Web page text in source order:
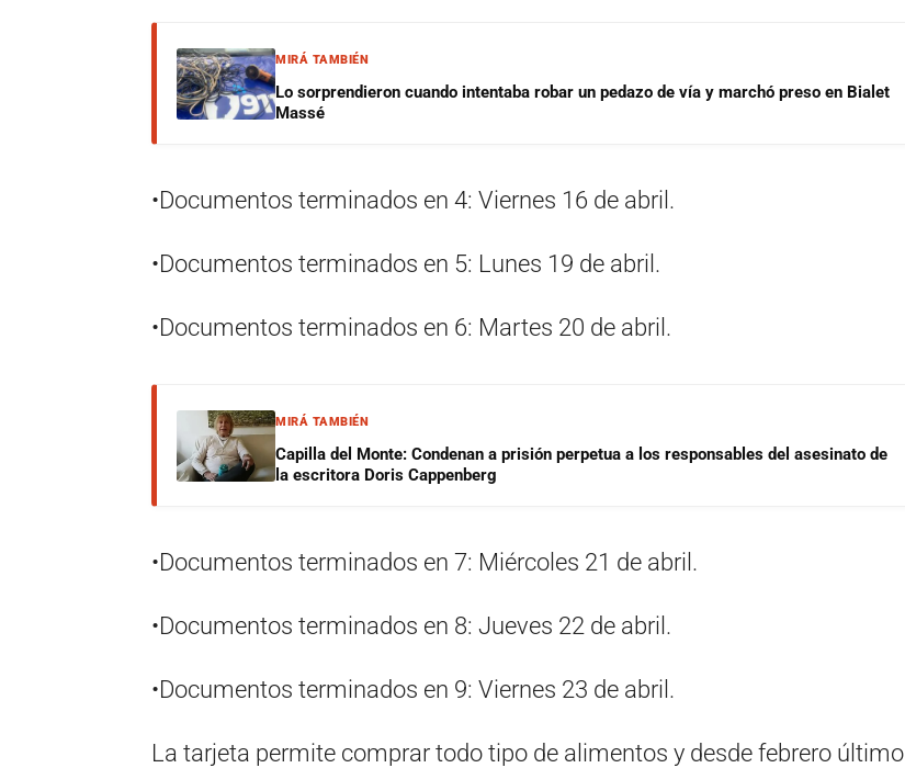
MIRÁ TAMBIÉN
Lo sorprendieron cuando intentaba robar un pedazo de vía y marchó preso en Bialet
Massé
•Documentos terminados en 4: Viernes 16 de abril.
•Documentos terminados en 5: Lunes 19 de abril.
•Documentos terminados en 6: Martes 20 de abril.
MIRÁ TAMBIÉN
Capilla del Monte: Condenan a prisión perpetua a los responsables del asesinato de
la escritora Doris Cappenberg
•Documentos terminados en 7: Miércoles 21 de abril.
•Documentos terminados en 8: Jueves 22 de abril.
•Documentos terminados en 9: Viernes 23 de abril.
La tarjeta permite comprar todo tipo de alimentos y desde febrero último